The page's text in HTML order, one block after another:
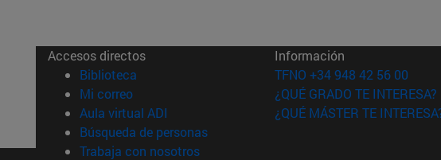
Accesos directos
Biblioteca (abre en nueva ventana)
Mi correo(abre en nueva ventana)
Aula virtual ADI (abre en nueva ventana)
Búsqueda de personas(abre en nueva ventana)
Trabaja con nosotros(abre en nueva ventana)
Información
TFNO +34 948 42 56 00
¿QUÉ GRADO TE INTERESA?
¿QUÉ MÁSTER TE